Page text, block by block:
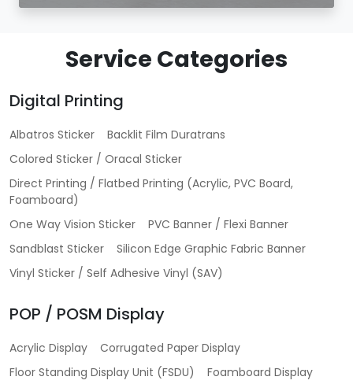
Service Categories
Digital Printing
Albatros Sticker
Backlit Film Duratrans
Colored Sticker / Oracal Sticker
Direct Printing / Flatbed Printing (Acrylic, PVC Board,
Foamboard)
One Way Vision Sticker
PVC Banner / Flexi Banner
Sandblast Sticker
Silicon Edge Graphic Fabric Banner
Vinyl Sticker / Self Adhesive Vinyl (SAV)
POP / POSM Display
Acrylic Display
Corrugated Paper Display
Floor Standing Display Unit (FSDU)
Foamboard Display